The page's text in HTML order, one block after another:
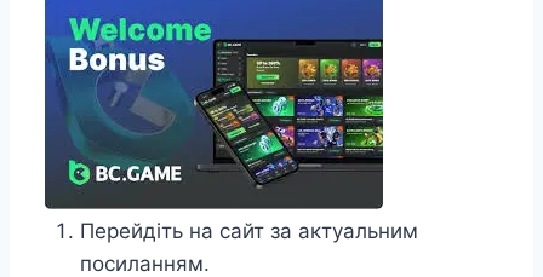
Перейдіть на сайт за актуальним
посиланням.